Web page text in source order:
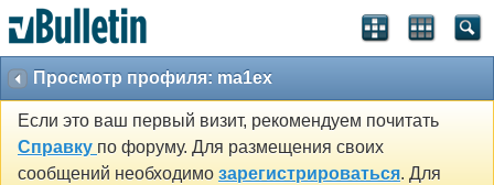
Просмотр профиля: ma1ex
Если это ваш первый визит, рекомендуем почитать
Справку по форуму. Для размещения своих
сообщений необходимо зарегистрироваться. Для